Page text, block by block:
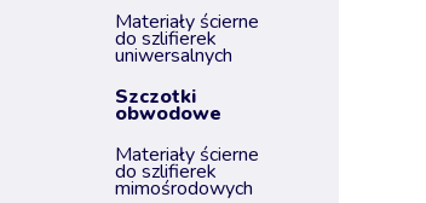
materiały ścierne
do szlifierek
uniwersalnych
szczotki
obwodowe
materiały ścierne
do szlifierek
mimośrodowych